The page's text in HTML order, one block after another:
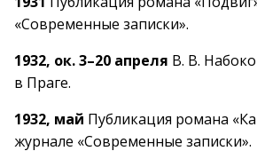
«Современные записки».
1932, ок. 3–20 апреля В. В.
в Праге.
1932, май Публикация романа
журнале «Современные записки».